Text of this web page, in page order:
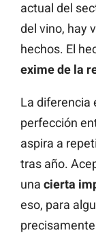
actual del
del vino, hay
hechos. El
exime de la
La diferencia
perfección
aspira a
tras año.
una cierta
eso, para